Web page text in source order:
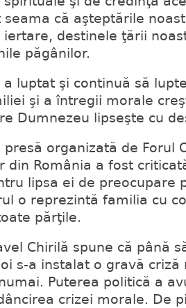
că aşteptările
iertare, destinele ţării
păgânilor.
a luptat şi continuă să
şi a întregii morale
Dumnezeu lipseşte cu
presă organizată de Forul
din România a fost
lipsa ei de preocupare
o reprezintă familia cu
părţile.
Chirilă spune că până
s-a instalat o gravă
Puterea politică a
crizei morale. De